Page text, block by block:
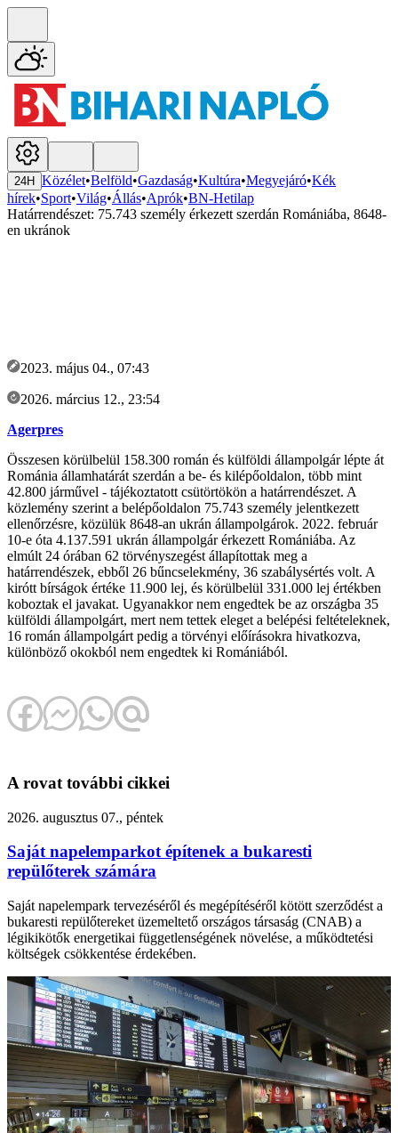
24H Közélet•Belföld•Gazdaság•Kultúra•Megyejáró•Kék
hírek•Sport•Világ•Állás•Aprók•BN-Hetilap
Határrendészet: 75.743 személy érkezett szerdán Romániába, 8648-
en ukránok
2023. május 04., 07:43
2026. március 12., 23:54
Agerpres
Összesen körülbelül 158.300 román és külföldi állampolgár lépte át
Románia államhatárát szerdán a be- és kilépőoldalon, több mint
42.800 járművel - tájékoztatott csütörtökön a határrendészet. A
közlemény szerint a belépőoldalon 75.743 személy jelentkezett
ellenőrzésre, közülük 8648-an ukrán állampolgárok. 2022. február
10-e óta 4.137.591 ukrán állampolgár érkezett Romániába. Az
elmúlt 24 órában 62 törvényszegést állapítottak meg a
határrendészek, ebből 26 bűncselekmény, 36 szabálysértés volt. A
kirótt bírságok értéke 11.900 lej, és körülbelül 331.000 lej értékben
koboztak el javakat. Ugyanakkor nem engedtek be az országba 35
külföldi állampolgárt, mert nem tettek eleget a belépési feltételeknek,
16 román állampolgárt pedig a törvényi előírásokra hivatkozva,
különböző okokból nem engedtek ki Romániából.
A rovat további cikkei
2026. augusztus 07., péntek
Saját napelemparkot építenek a bukaresti
repülőterek számára
Saját napelempark tervezéséről és megépítéséről kötött szerződést a
bukaresti repülőtereket üzemeltető országos társaság (CNAB) a
légikikötők energetikai függetlenségének növelése, a működtetési
költségek csökkentése érdekében.